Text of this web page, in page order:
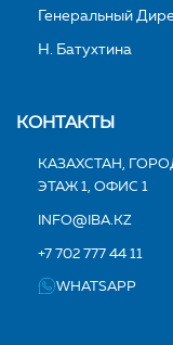
Генеральный
Н. Батухтина
КОНТАКТЫ
КАЗАХСТАН,
ЭТАЖ 1, ОФИС 1
INFO@IBA.KZ
+7 702 777 44 11
WHATSAPP